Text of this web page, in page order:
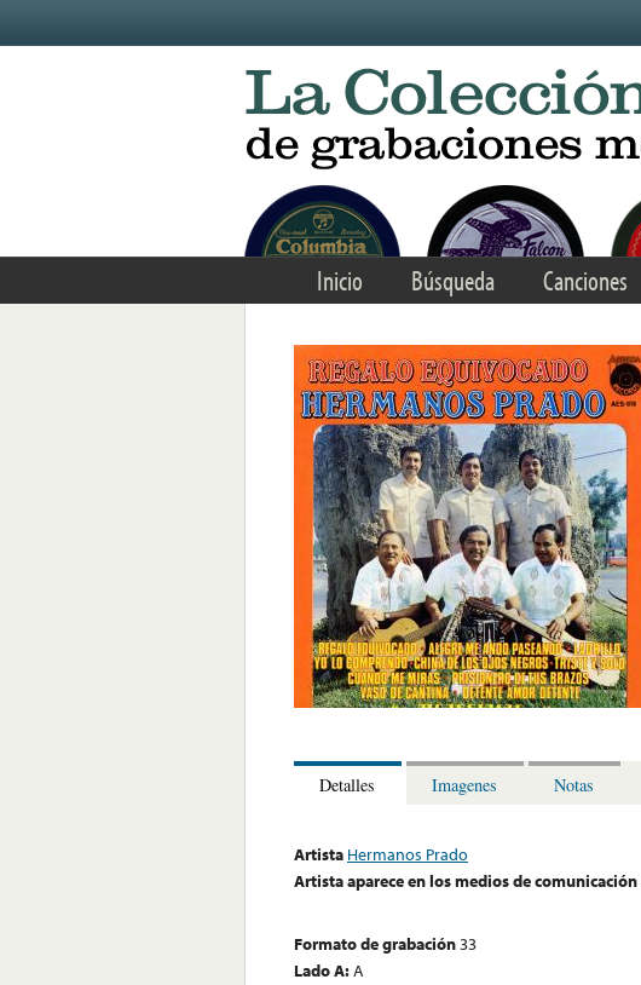
Inicio Búsqueda Canciones
Detalles Imagenes Notas
Artista Hermanos Prado
Artista aparece en los medios de comunicación
Formato de grabación33
Lado A:A